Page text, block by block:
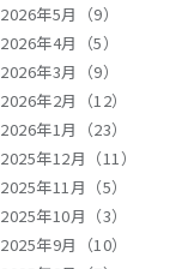
2026年5月（9）
2026年4月（5）
2026年3月（9）
2026年2月（12）
2026年1月（23）
2025年12月（11）
2025年11月（5）
2025年10月（3）
2025年9月（10）